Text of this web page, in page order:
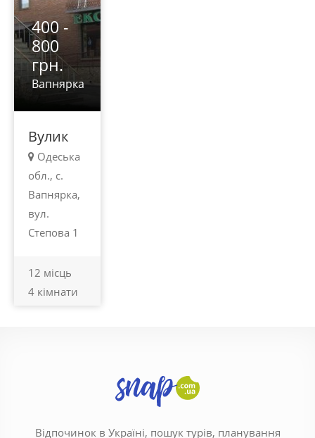
400 -
800
грн.
Вапнярка
Вулик
Одеська
обл., с.
Вапнярка,
вул.
Степова 1
12 місць
4 кімнати
Відпочинок в Україні, пошук турів, планування